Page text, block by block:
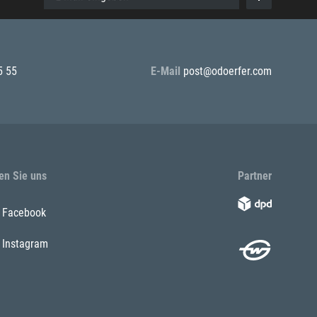
55 E-Mail post@odoerfer.com
Sie uns
Facebook
Instagram
Partner